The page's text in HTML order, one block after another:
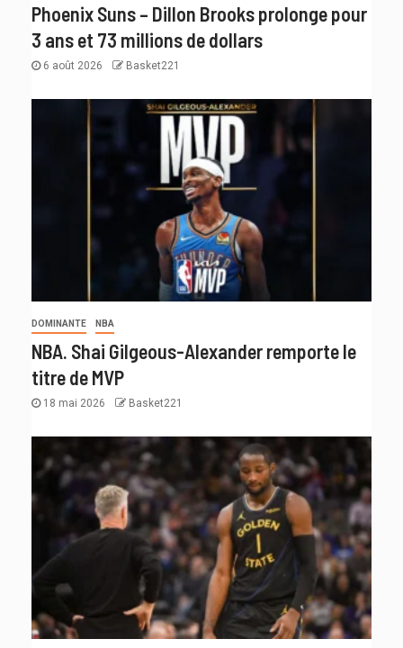
Phoenix Suns – Dillon Brooks prolonge pour
3 ans et 73 millions de dollars
6 août 2026 Basket221
DOMINANTE NBA
NBA. Shai Gilgeous-Alexander remporte le
titre de MVP
18 mai 2026 Basket221